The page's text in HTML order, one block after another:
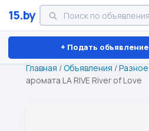
15.by
+ Подать объявление
Минск Витебск Брест
Главная /Объявления /Разное
аромата LA RIVE River of Love